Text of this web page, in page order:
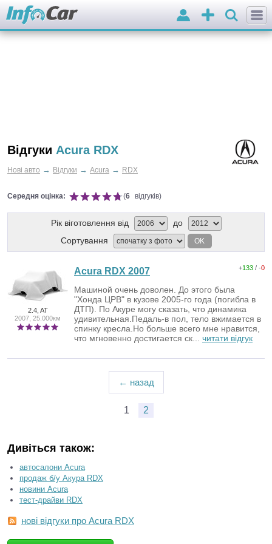
Додати
оголошення
Вхід
Відгуки Acura RDX
Нові авто → Відгуки → Acura → RDX
Середня оцінка: (6 відгуків)
Рік віготовлення від
до
Сортування
OK
2.4, AT
2007, 25.000км
+133 / -0
Acura RDX 2007
Машиной очень доволен. До этого была
"Хонда ЦРВ" в кузове 2005-го года (погибла в
ДТП). По Акуре могу сказать, что динамика
удивительная.Педаль-в пол, тело вжимается в
спинку кресла.Но больше всего мне нравится,
что мгновенно достигается ск... читати відгук
← назад
1 2
Дивіться також:
автосалони Acura
продаж б/у Акура RDX
новини Acura
тест-драйви RDX
нові відгуки про Acura RDX